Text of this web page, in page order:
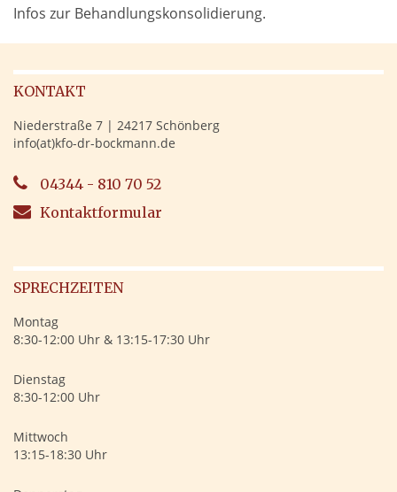
Infos zur Behandlungskonsolidierung.
KONTAKT
Niederstraße 7 | 24217 Schönberg
info(at)kfo-dr-bockmann.de
04344 - 810 70 52
Kontaktformular
SPRECHZEITEN
Montag
8:30-12:00 Uhr & 13:15-17:30 Uhr
Dienstag
8:30-12:00 Uhr
Mittwoch
13:15-18:30 Uhr